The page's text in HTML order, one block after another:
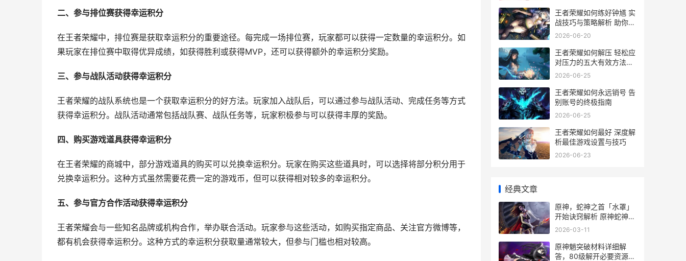
二、参与排位赛获得幸运积分
在王者荣耀中，排位赛是获取幸运积分的重要途径。每完成一场排位赛，玩家都可以获得一定数量的幸运积分。如
果玩家在排位赛中取得优异成绩，如获得胜利或获得MVP，还可以获得额外的幸运积分奖励。
三、参与战队活动获得幸运积分
王者荣耀的战队系统也是一个获取幸运积分的好方法。玩家加入战队后，可以通过参与战队活动、完成任务等方式
获得幸运积分。战队活动通常包括战队赛、战队任务等，玩家积极参与可以获得丰厚的奖励。
四、购买游戏道具获得幸运积分
在王者荣耀的商城中，部分游戏道具的购买可以兑换幸运积分。玩家在购买这些道具时，可以选择将部分积分用于
兑换幸运积分。这种方式虽然需要花费一定的游戏币，但可以获得相对较多的幸运积分。
五、参与官方合作活动获得幸运积分
王者荣耀会与一些知名品牌或机构合作，举办联合活动。玩家参与这些活动，如购买指定商品、关注官方微博等，
都有机会获得幸运积分。这种方式的幸运积分获取量通常较大，但参与门槛也相对较高。
王者荣耀如何练好钟馗 实
战技巧与策略解析 助你成
为钟馗高手
2026-06-20
王者荣耀如何解压 轻松应
对压力的五大有效方法解
析
2026-06-25
王者荣耀如何永远销号 告
别账号的终极指南
2026-06-25
王者荣耀如何最好 深度解
析最佳游戏设置与技巧
2026-06-23
经典文章
原神，蛇神之首「水罩」
开始诀窍解析 原神蛇神之
首四个开关顺序
2026-03-11
原神魈突破材料详细解
答，80级解开必要资源